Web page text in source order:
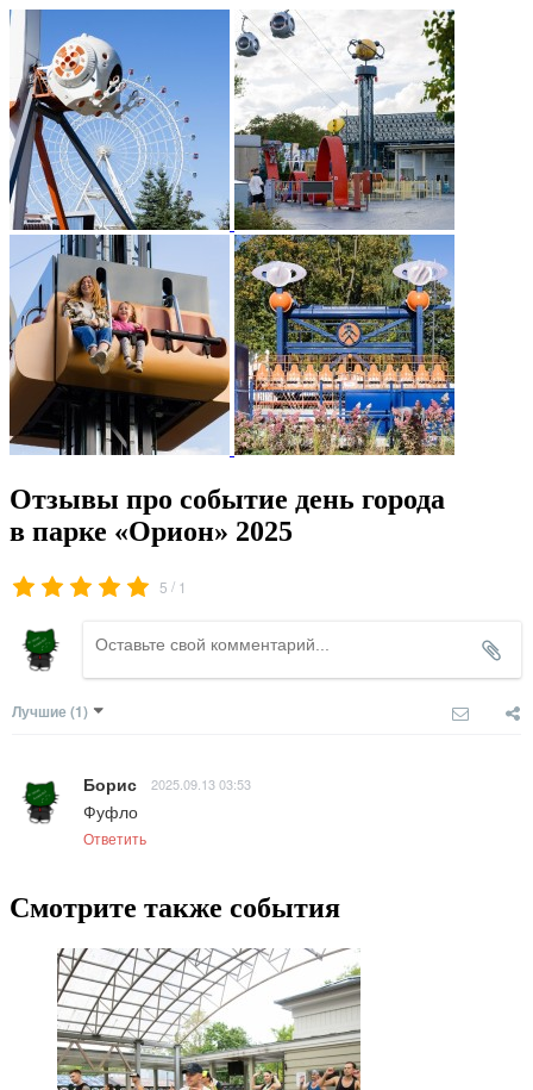
Отзывы про событие день города
в парке «Орион» 2025
5 / 1
Лучшие (1)
Борис 2025.09.13 03:53
Фуфло
Ответить
Смотрите также события